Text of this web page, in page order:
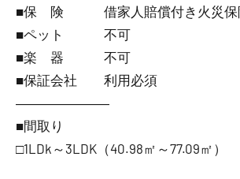
■保 険 借家人賠償付き火災保
■ペット 不可
■楽 器 不可
■保証会社 利用必須
―――――――
■間取り
□1LDk～3LDK（40.98㎡～77.09㎡）